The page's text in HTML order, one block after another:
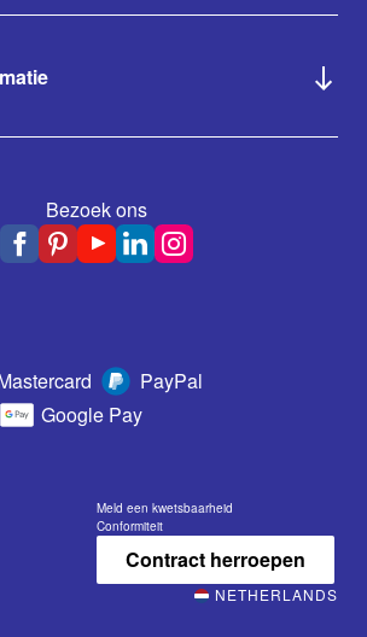
Bezoek ons
PayPal
Google Pay
Meld een kwetsbaarheid
Conformiteit
Contract herroepen
NETHERLANDS